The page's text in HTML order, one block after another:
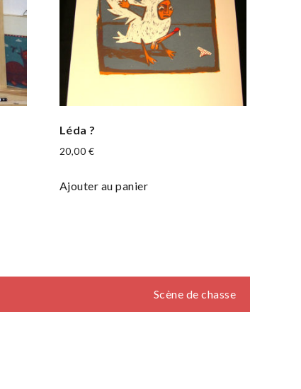
Léda ?
20,00 €
Ajouter au panier
Scène de chasse